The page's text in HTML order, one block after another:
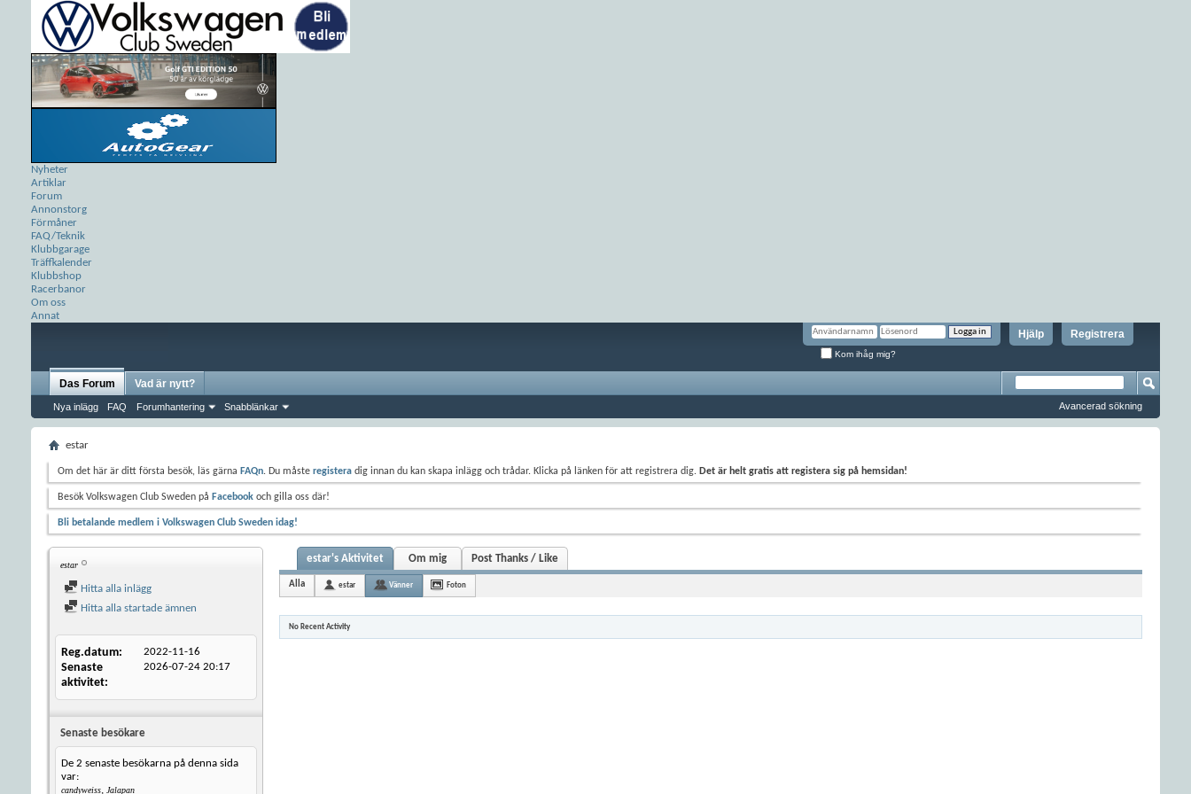
Nyheter
Artiklar
Forum
Annonstorg
Förmåner
FAQ/Teknik
Klubbgarage
Träffkalender
Klubbshop
Racerbanor
Om oss
Annat
Registrera
Hjälp
Kom ihåg mig?
Das Forum
Nya inlägg FAQ Forumhantering Snabblänkar
Vad är nytt?
Avancerad sökning
estar
Om det här är ditt första besök, läs gärna FAQn. Du måste registera dig innan du kan skapa inlägg och trådar. Klicka på länken för att registrera dig. Det är helt gratis att registera sig på hemsidan!
Besök Volkswagen Club Sweden på Facebook och gilla oss där!
Bli betalande medlem i Volkswagen Club Sweden idag!
estar
Hitta alla inlägg
Hitta alla startade ämnen
Reg.datum 2022-11-16
Senaste
aktivitet
2026-07-24 20:17
Senaste besökare
De 2 senaste besökarna på denna sida
var:
candyweiss, Jalapan
estar's Aktivitet Om mig Post Thanks / Like
Alla estar Vänner Foton
No Recent Activity